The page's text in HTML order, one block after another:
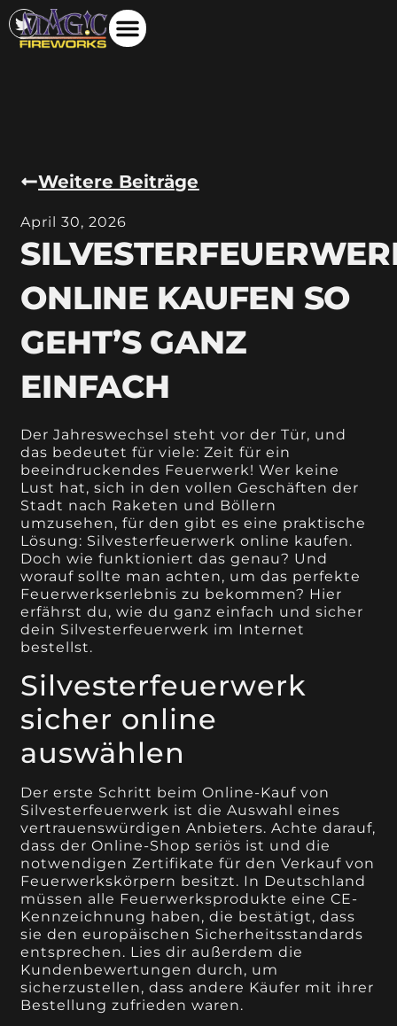
Weitere Beiträge
April 30, 2026
ONLINE KAUFEN SO
GEHT’S GANZ
EINFACH
Der Jahreswechsel steht vor der Tür, und
das bedeutet für viele: Zeit für ein
beeindruckendes Feuerwerk! Wer keine
Lust hat, sich in den vollen Geschäften der
Stadt nach Raketen und Böllern
umzusehen, für den gibt es eine praktische
Lösung: Silvesterfeuerwerk online kaufen.
Doch wie funktioniert das genau? Und
worauf sollte man achten, um das perfekte
Feuerwerkserlebnis zu bekommen? Hier
erfährst du, wie du ganz einfach und sicher
dein Silvesterfeuerwerk im Internet
bestellst.
Silvesterfeuerwerk
sicher online
auswählen
Der erste Schritt beim Online-Kauf von
Silvesterfeuerwerk ist die Auswahl eines
vertrauenswürdigen Anbieters. Achte darauf,
dass der Online-Shop seriös ist und die
notwendigen Zertifikate für den Verkauf von
Feuerwerkskörpern besitzt. In Deutschland
müssen alle Feuerwerksprodukte eine CE-
Kennzeichnung haben, die bestätigt, dass
sie den europäischen Sicherheitsstandards
entsprechen. Lies dir außerdem die
Kundenbewertungen durch, um
sicherzustellen, dass andere Käufer mit ihrer
Bestellung zufrieden waren.